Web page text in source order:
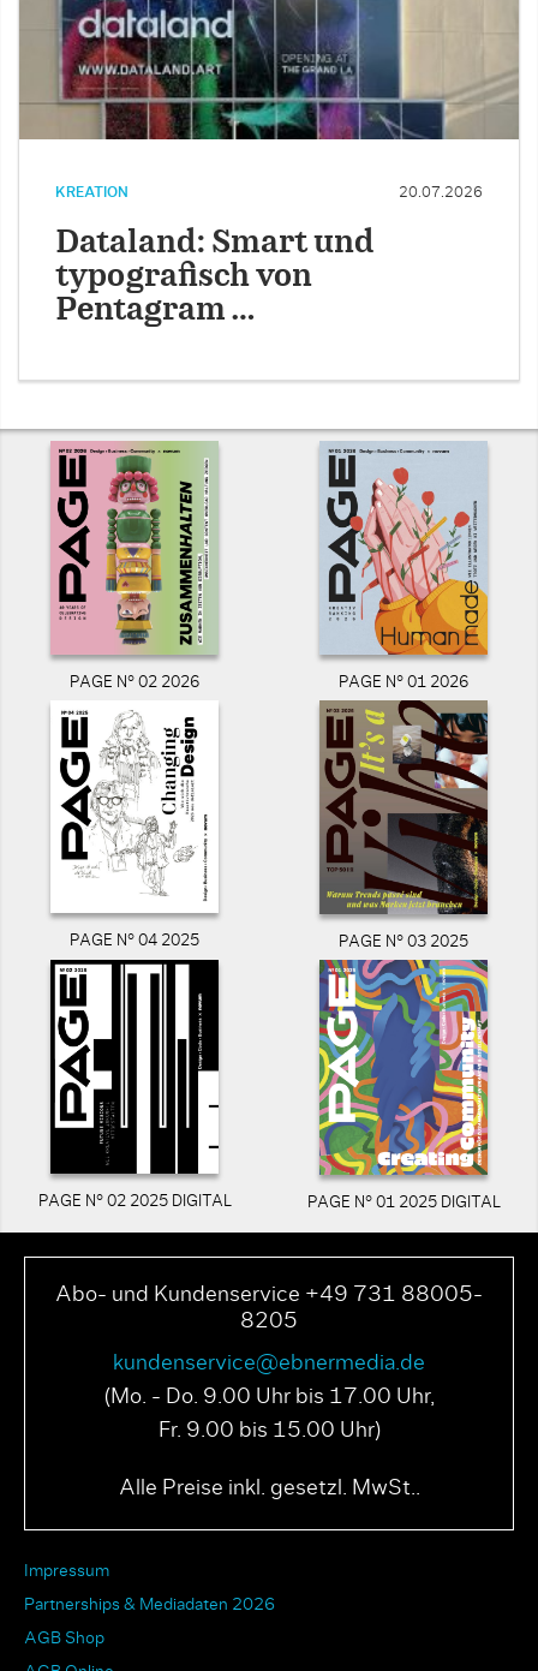
KREATION 20.07.2026
Dataland: Smart und
typografisch von
Pentagram …
PAGE N° 02 2026 PAGE N° 01 2026
PAGE N° 04 2025 PAGE N° 03 2025
PAGE N° 02 2025 DIGITAL PAGE N° 01 2025 DIGITAL
Abo- und Kundenservice +49 731 88005-
8205
kundenservice@ebnermedia.de
(Mo. - Do. 9.00 Uhr bis 17.00 Uhr,
Fr. 9.00 bis 15.00 Uhr)
Alle Preise inkl. gesetzl. MwSt..
Impressum
Partnerships & Mediadaten 2026
AGB Shop